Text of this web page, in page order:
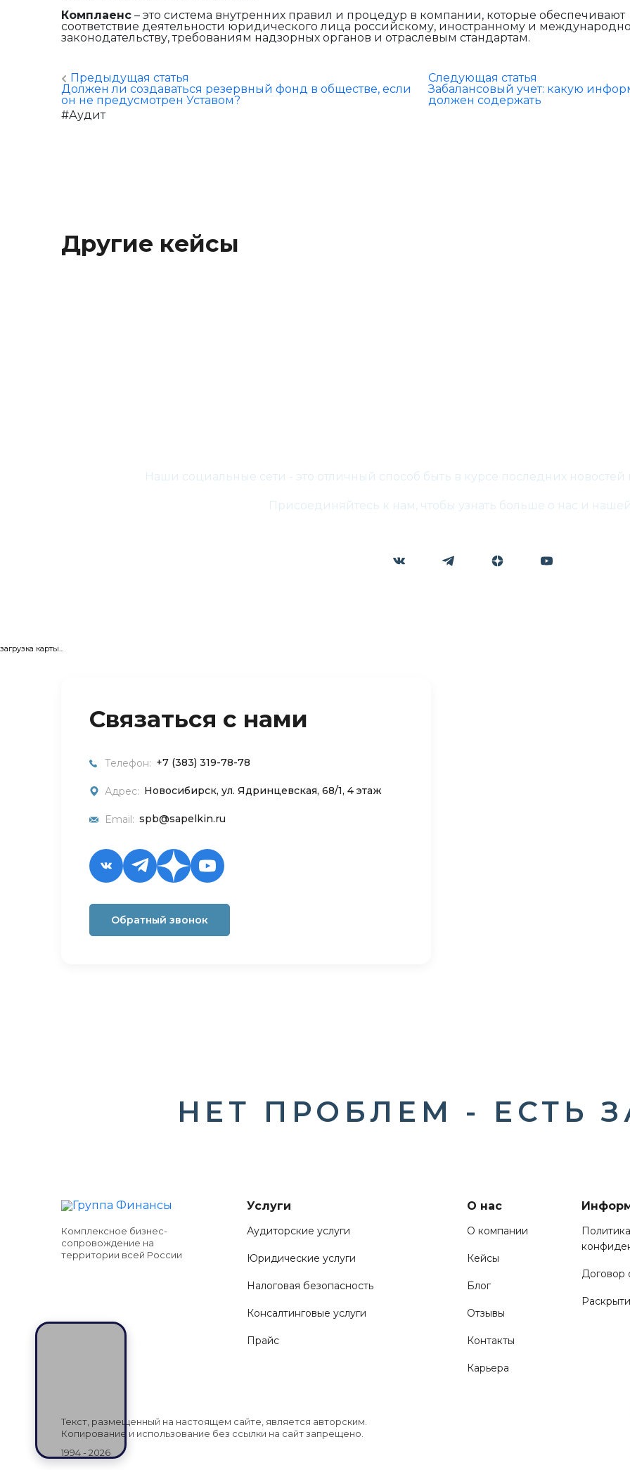
Комплаенс – это система внутренних правил и процедур в компании, которые обеспечивают
соответствие деятельности юридического лица российскому, иностранному и
законодательству, требованиям надзорных органов и отраслевым стандартам.
Предыдущая статья
Должен ли создаваться резервный фонд в обществе, если
он не предусмотрен Уставом?
Следующая статья
Забалансовый учет: какую
должен содержать
#Аудит
Другие кейсы
Наши социальные сети - это отличный способ быть в курсе последних
Присоединяйтесь к нам, чтобы узнать больше о нас и
загрузка карты...
Связаться с нами
Телефон: +7 (383) 319-78-78
Адрес: Новосибирск, ул. Ядринцевская, 68/1, 4 этаж
Email: spb@sapelkin.ru
Обратный звонок
НЕТ ПРОБЛЕМ - ЕСТЬ
Комплексное бизнес-
сопровождение на
территории всей России
Услуги
Аудиторские услуги
Юридические услуги
Налоговая безопасность
Консалтинговые услуги
Прайс
О нас
О компании
Кейсы
Блог
Отзывы
Контакты
Карьера
Политика
Договор
Текст, размещенный на настоящем сайте, является авторским.
Копирование и использование без ссылки на сайт запрещено.
1994 - 2026